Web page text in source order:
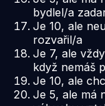
bydlel/a
Je 10, ale
rozvařil/a
Je 7, ale
když nemáš
Je 10, ale
Je 5, ale má